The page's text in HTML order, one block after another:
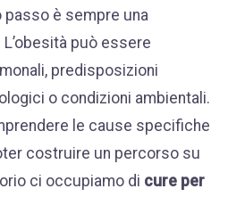
passo è sempre una
può essere
predisposizioni
o condizioni ambientali.
le cause specifiche
costruire un percorso su
ci occupiamo di cure per